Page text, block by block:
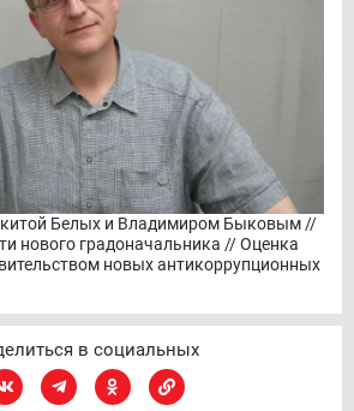
Белых и Владимиром Быковым //
нового градоначальника // Оценка
новых антикоррупционных
в социальных